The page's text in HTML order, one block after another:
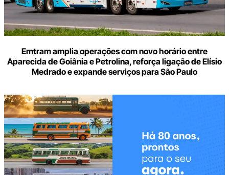
Emtram amplia operações com novo horário entre
Aparecida de Goiânia e Petrolina, reforça ligação de Elísio
Medrado e expande serviços para São Paulo